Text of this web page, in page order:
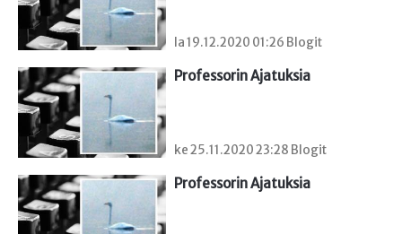
la 19.12.2020 01:26 Blogit
Professorin Ajatuksia
ke 25.11.2020 23:28 Blogit
Professorin Ajatuksia